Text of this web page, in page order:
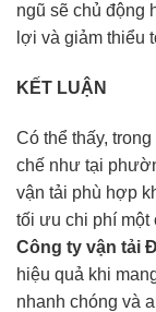
ngũ sẽ chủ động
lợi và giảm thiểu
KẾT LUẬN
Có thể thấy,
chế như tại
vận tải phù hợp
tối ưu chi phí một
Công ty vận tải
hiệu quả khi
nhanh chóng và